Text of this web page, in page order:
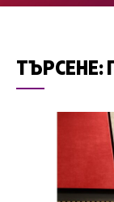
ТЪРСЕНЕ: